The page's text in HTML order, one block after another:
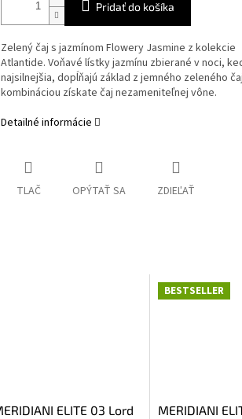
Pridať do košíka
Zelený čaj s jazmínom Flowery Jasmine z kolekcie
Atlantide. Voňavé lístky jazmínu zbierané v noci,
najsilnejšia, dopĺňajú základ z jemného zeleného
kombináciou získate čaj nezameniteľnej vône.
Detailné informácie
TLAČ OPÝTAŤ SA ZDIEĽAŤ
ELITE 03 Lord
BESTSELLER
MERIDIANI